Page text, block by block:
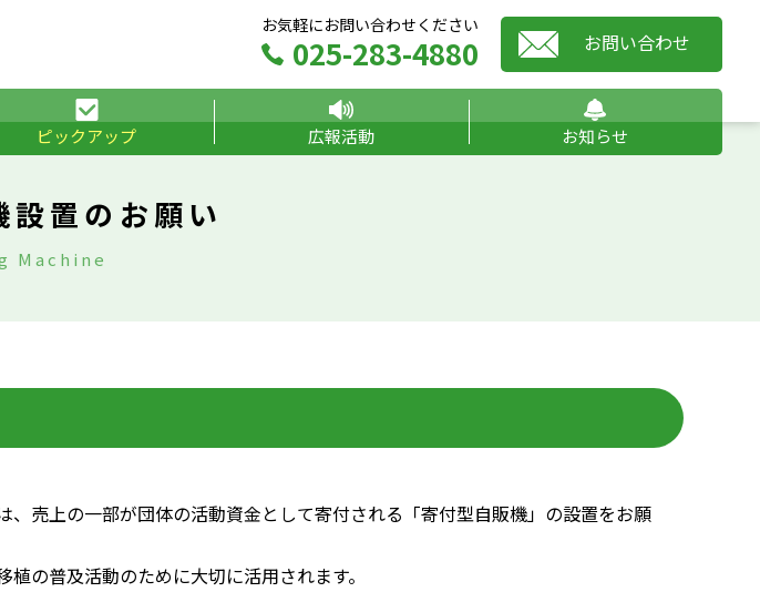
お気軽にお問い合わせください
025-283-4880 お問い合わせ
ピックアップ 広報活動 お知らせ
設置のお願い
Machine
、売上の一部が団体の活動資金として寄付される「寄付型自販機」の設置をお願
の普及活動のために大切に活用されます。